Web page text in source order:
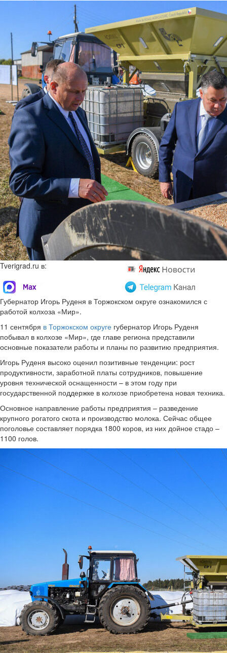
Tverigrad.ru в:
Губернатор Игорь Руденя в Торжокском округе ознакомился с
работой колхоза «Мир».
11 сентября в Торжокском округе губернатор Игорь Руденя
побывал в колхозе «Мир», где главе региона представили
основные показатели работы и планы по развитию предприятия.
Игорь Руденя высоко оценил позитивные тенденции: рост
продуктивности, заработной платы сотрудников, повышение
уровня технической оснащенности – в этом году при
государственной поддержке в колхозе приобретена новая техника.
Основное направление работы предприятия – разведение
крупного рогатого скота и производство молока. Сейчас общее
поголовье составляет порядка 1800 коров, из них дойное стадо –
1100 голов.